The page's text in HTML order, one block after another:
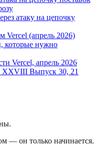
атаку на цепочку
Vercel (апрель 2026)
которые нужно
Vercel, апрель 2026
XXVIII Выпуск 30, 21
— он только начинается.